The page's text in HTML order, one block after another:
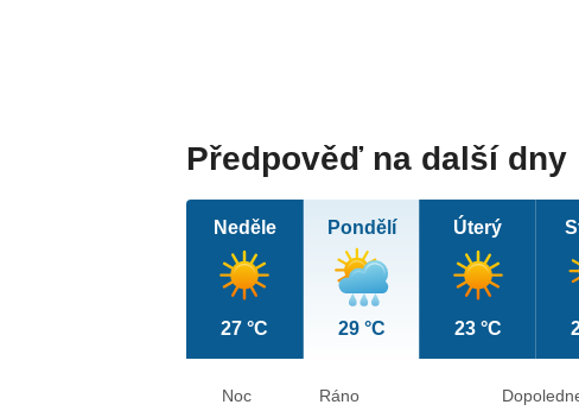
Předpověď na další dny
Neděle
27 °C
Pondělí
29 °C
Úterý
23 °C
Noc Ráno